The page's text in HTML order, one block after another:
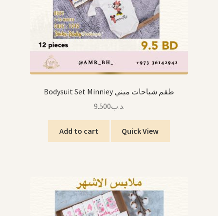
Bodysuit Set Minniey طقم شباحات ميني
.د.ب9.500
Add to cart Quick View